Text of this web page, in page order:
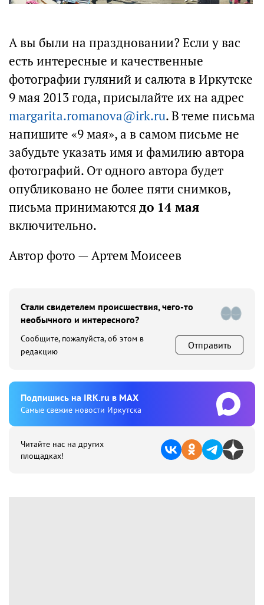
А вы были на праздновании? Если у вас
есть интересные и качественные
фотографии гуляний и салюта в Иркутске
9 мая 2013 года, присылайте их на адрес
margarita.romanova@irk.ru. В теме письма
напишите «9 мая», а в самом письме не
забудьте указать имя и фамилию автора
фотографий. От одного автора будет
опубликовано не более пяти снимков,
письма принимаютсядо 14 мая
включительно.
Автор фото — Артем Моисеев
Стали свидетелем происшествия, чего-то
необычного и интересного?
Сообщите, пожалуйста, об этом в
редакцию
Отправить
Подпишиcь на IRK.ru в MAX
Cамые свежие новости Иркутска
Читайте нас на других
площадках!